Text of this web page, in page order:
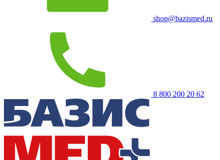
shop@bazismed.ru
8 800 200 20 62